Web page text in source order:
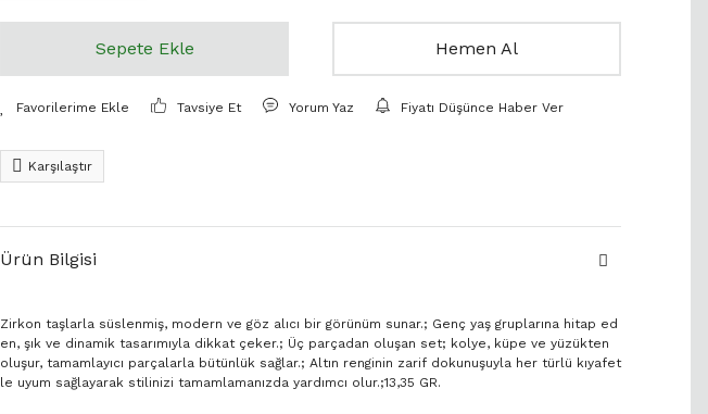
Sepete Ekle Hemen Al
Tavsiye Et Yorum Yaz Fiyatı Düşünce Haber Ver
Karşılaştır
Ürün Bilgisi
Zirkon taşlarla süslenmiş, modern ve göz alıcı bir görünüm sunar.; Genç yaş gruplarına hitap ed
en, şık ve dinamik tasarımıyla dikkat çeker.; Üç parçadan oluşan set; kolye, küpe ve yüzükten
oluşur, tamamlayıcı parçalarla bütünlük sağlar.; Altın renginin zarif dokunuşuyla her türlü kıyafet
le uyum sağlayarak stilinizi tamamlamanızda yardımcı olur.;13,35 GR.